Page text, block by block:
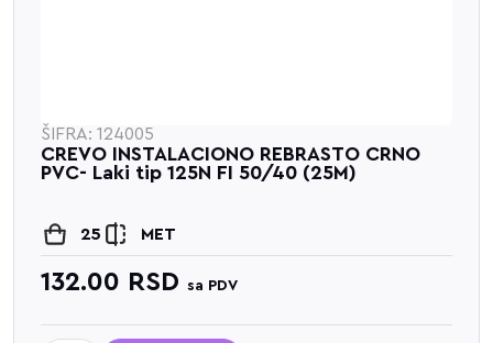
ŠIFRA: 124005
CREVO INSTALACIONO REBRASTO CRNO
PVC- Laki tip 125N FI 50/40 (25M)
25 MET
132.00 RSD sa PDV